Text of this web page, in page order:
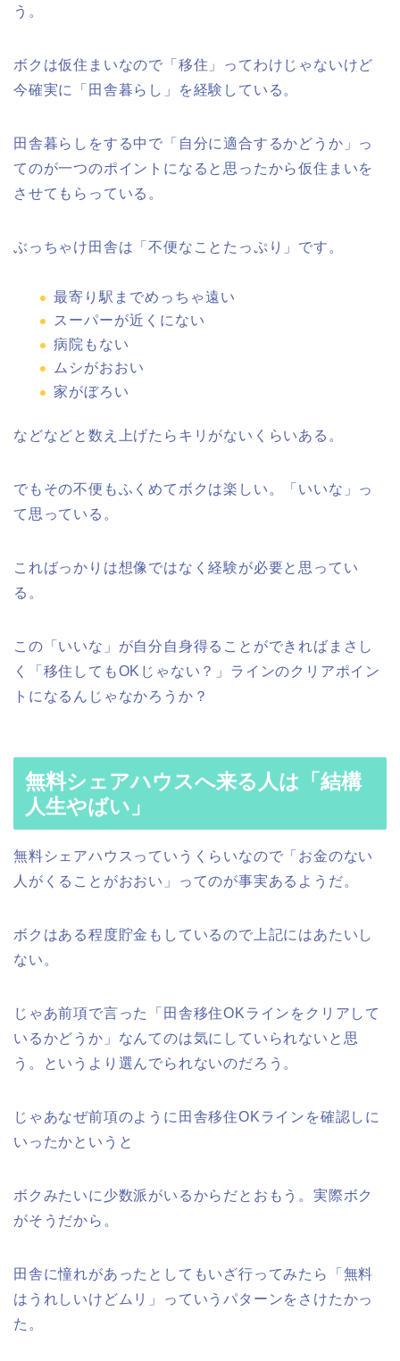
う。
ボクは仮住まいなので「移住」ってわけじゃないけど
今確実に「田舎暮らし」を経験している。
田舎暮らしをする中で「自分に適合するかどうか」っ
てのが一つのポイントになると思ったから仮住まいを
させてもらっている。
ぶっちゃけ田舎は「不便なことたっぷり」です。
最寄り駅までめっちゃ遠い
スーパーが近くにない
病院もない
ムシがおおい
家がぼろい
などなどと数え上げたらキリがないくらいある。
でもその不便もふくめてボクは楽しい。「いいな」っ
て思っている。
こればっかりは想像ではなく経験が必要と思ってい
る。
この「いいな」が自分自身得ることができればまさし
く「移住してもOKじゃない？」ラインのクリアポイン
トになるんじゃなかろうか？
無料シェアハウスへ来る人は「結構
人生やばい」
無料シェアハウスっていうくらいなので「お金のない
人がくることがおおい」ってのが事実あるようだ。
ボクはある程度貯金もしているので上記にはあたいし
ない。
じゃあ前項で言った「田舎移住OKラインをクリアして
いるかどうか」なんてのは気にしていられないと思
う。というより選んでられないのだろう。
じゃあなぜ前項のように田舎移住OKラインを確認しに
いったかというと
ボクみたいに少数派がいるからだとおもう。実際ボク
がそうだから。
田舎に憧れがあったとしてもいざ行ってみたら「無料
はうれしいけどムリ」っていうパターンをさけたかっ
た。